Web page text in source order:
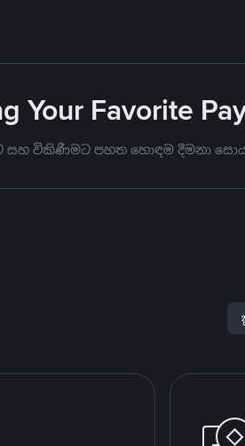
Your Favorite
සහ විකිණීමට පහත හොඳම දීමනා